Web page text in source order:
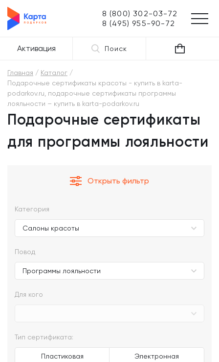
8 (800) 302-03-72
8 (495) 955-90-72
Активация Поиск
Главная
Каталог
Подарочные сертификаты красоты - купить в karta-
podarkov.ru, подарочные сертификаты программы
лояльности – купить в karta-podarkov.ru
Подарочные сертификаты
для программы лояльности
Открыть фильтр
Категория
Повод
Для кого
Тип сертификата:
Пластиковая Электронная